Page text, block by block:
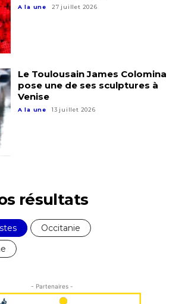
A la une 27 juillet 2026
Le Toulousain James Colomina
pose une de ses sculptures à
Venise
A la une 13 juillet 2026
résultats
Occitanie
- Partenaires -